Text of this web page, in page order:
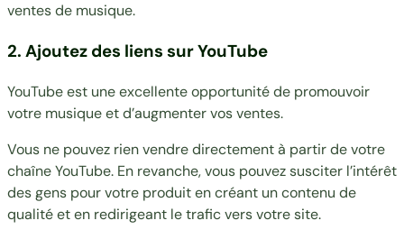
ventes de musique.
2. Ajoutez des liens sur YouTube
YouTube est une excellente opportunité de promouvoir
votre musique et d’augmenter vos ventes.
Vous ne pouvez rien vendre directement à partir de votre
chaîne YouTube. En revanche, vous pouvez susciter l’intérêt
des gens pour votre produit en créant un contenu de
qualité et en redirigeant le trafic vers votre site.